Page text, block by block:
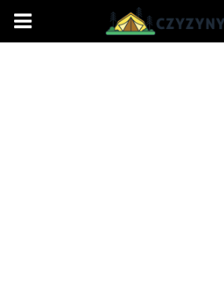
Czyzyny.pl